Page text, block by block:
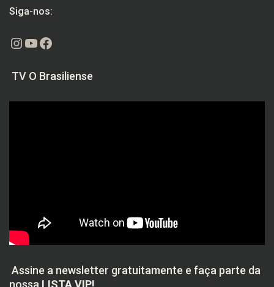
Siga-nos:
Instagram
Youtube
Facebook
TV O Brasiliense
Assine a newsletter gratuitamente e faça parte da
nossa LISTA VIP!